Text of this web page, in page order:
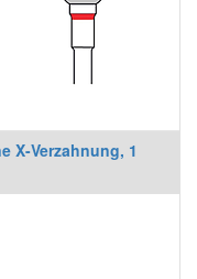
X-Verzahnung, 1